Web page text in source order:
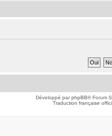
Développé parphpBB® Forum
Traduction française